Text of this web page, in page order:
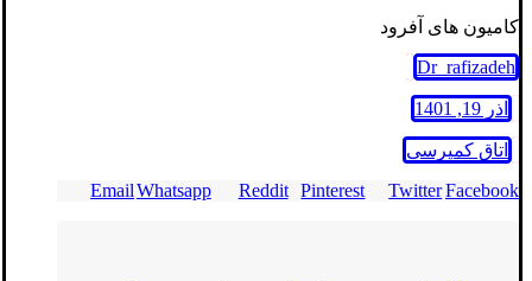
کامیون های آفرود
Dr_rafizadeh
آذر 19, 1401
اتاق کمپرسی
Facebook
Twitter
Pinterest
Reddit
Whatsapp
Email